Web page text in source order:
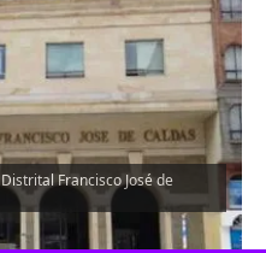
Francisco José de
artículo